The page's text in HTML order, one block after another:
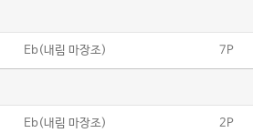
Eb(내림 마장조) 7P
Eb(내림 마장조) 2P